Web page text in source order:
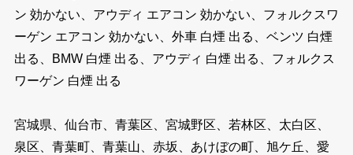
ン 効かない、アウディ エアコン 効かない、フォルクスワ
ーゲン エアコン 効かない、外車 白煙 出る、ベンツ 白煙
出る、BMW 白煙 出る、アウディ 白煙 出る、フォルクス
ワーゲン 白煙 出る
宮城県、仙台市、青葉区、宮城野区、若林区、太白区、
泉区、青葉町、青葉山、赤坂、あけぼの町、旭ケ丘、愛